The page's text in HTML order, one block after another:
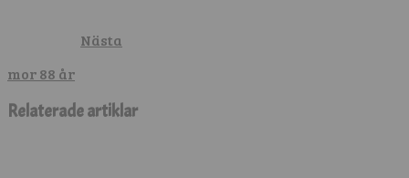
Nästa
mor 88 år
Relaterade artiklar